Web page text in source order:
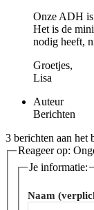
Onze ADH is
Het is de
nodig heeft,
Groetjes,
Lisa
Auteur
Berichten
3 berichten aan het
Reageer op:
Je informatie:
Naam